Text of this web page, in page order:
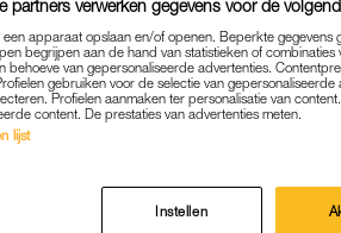
BINNENLAND|
ministerie van
Lienden is opnieuw
partners verwerken gegevens voor de
een apparaat opslaan en/of openen. Beperkte gegevens
begrijpen aan de hand van statistieken of
behoeve van gepersonaliseerde advertenties.
gebruiken voor de selectie van
Profielen aanmaken ter personalisatie van
content. De prestaties van advertenties meten.
lijst
Instellen